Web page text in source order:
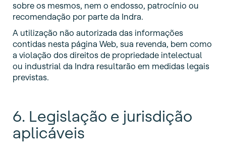
sobre os mesmos, nem o endosso, patrocínio ou
recomendação por parte da Indra.
A utilização não autorizada das informações
contidas nesta página Web, sua revenda, bem como
a violação dos direitos de propriedade intelectual
ou industrial da Indra resultarão em medidas legais
previstas.
6. Legislação e jurisdição
aplicáveis